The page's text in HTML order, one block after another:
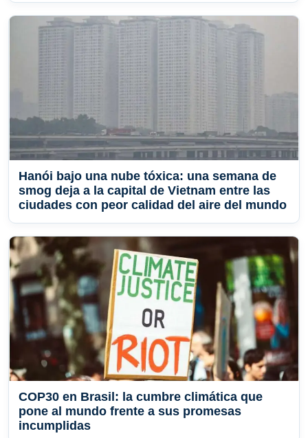
Hanói bajo una nube tóxica: una semana de
smog deja a la capital de Vietnam entre las
ciudades con peor calidad del aire del mundo
COP30 en Brasil: la cumbre climática que
pone al mundo frente a sus promesas
incumplidas